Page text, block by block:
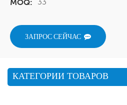
MOQ:
33
ЗАПРОС СЕЙЧАС
КАТЕГОРИИ ТОВАРОВ